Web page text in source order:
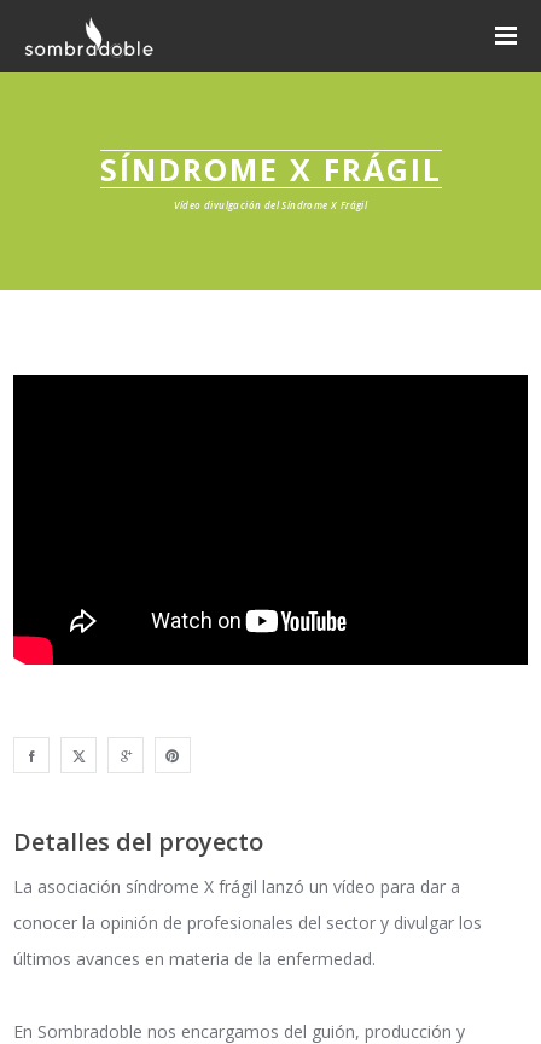
SÍNDROME X FRÁGIL
Vídeo divulgación del Síndrome X Frágil
Detalles del proyecto
La asociación síndrome X frágil lanzó un vídeo para dar a
conocer la opinión de profesionales del sector y divulgar los
últimos avances en materia de la enfermedad.
En Sombradoble nos encargamos del guión, producción y